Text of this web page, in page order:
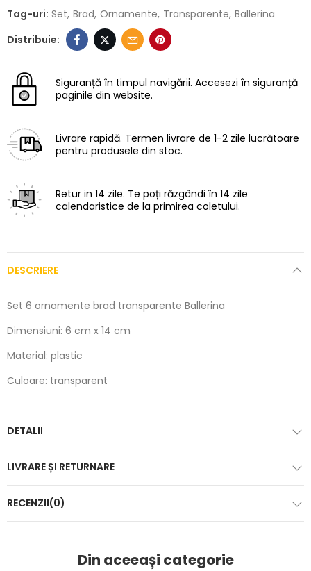
Tag-uri: Set Brad Ornamente Transparente Ballerina
Siguranță în timpul navigării. Accesezi în siguranță
paginile din website.
Livrare rapidă. Termen livrare de 1-2 zile lucrătoare
pentru produsele din stoc.
Retur in 14 zile. Te poți răzgândi în 14 zile
calendaristice de la primirea coletului.
DESCRIERE
Set 6 ornamente brad transparente Ballerina
Dimensiuni: 6 cm x 14 cm
Material: plastic
Culoare: transparent
DETALII
LIVRARE ȘI RETURNARE
RECENZII(0)
Din aceeași categorie